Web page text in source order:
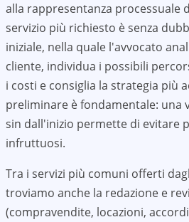
alla rappresentanza processuale
servizio più richiesto è senza
iniziale, nella quale l'avvocato
cliente, individua i possibili
i costi e consiglia la strategia più
preliminare è fondamentale: una
sin dall'inizio permette di evitare
infruttuosi.
Tra i servizi più comuni offerti
troviamo anche la redazione e
(compravendite, locazioni,